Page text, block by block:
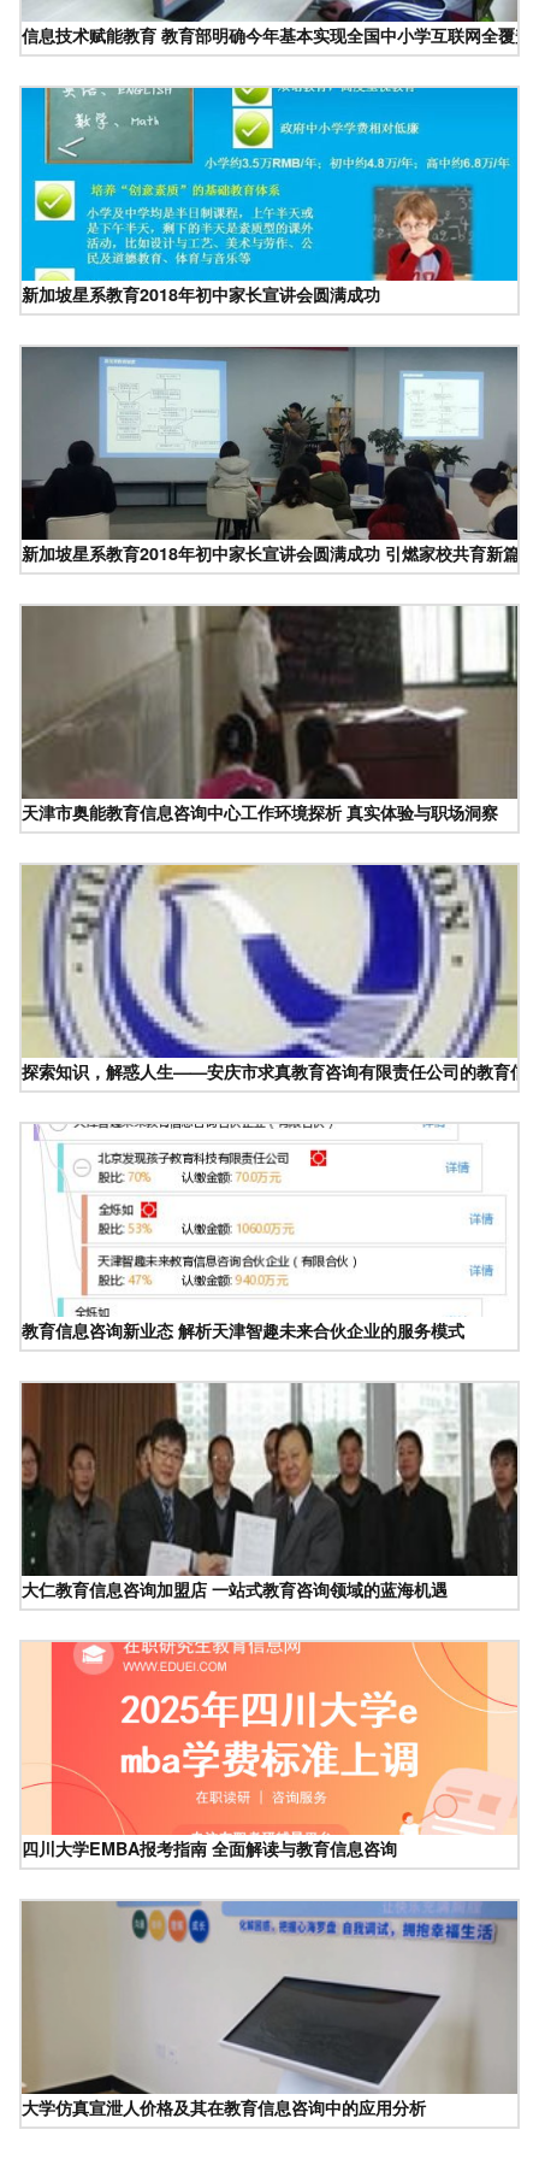
信息技术赋能教育 教育部明确今年基本实现全国中小学互联网全覆盖
新加坡星系教育2018年初中家长宣讲会圆满成功
新加坡星系教育2018年初中家长宣讲会圆满成功 引燃家校共育新篇章
天津市奥能教育信息咨询中心工作环境探析 真实体验与职场洞察
探索知识，解惑人生——安庆市求真教育咨询有限责任公司的教育信
教育信息咨询新业态 解析天津智趣未来合伙企业的服务模式
大仁教育信息咨询加盟店 一站式教育咨询领域的蓝海机遇
四川大学EMBA报考指南 全面解读与教育信息咨询
大学仿真宣泄人价格及其在教育信息咨询中的应用分析